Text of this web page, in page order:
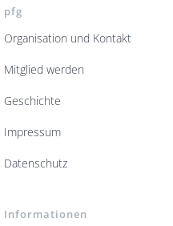
pfg
Organisation und Kontakt
Mitglied werden
Geschichte
Impressum
Datenschutz
Informationen